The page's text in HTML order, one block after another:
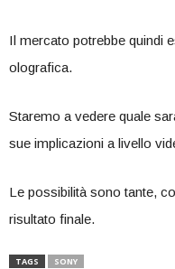
Il mercato potrebbe quindi
olografica.
Staremo a vedere quale
sue implicazioni a livello
Le possibilità sono tante,
risultato finale.
TAGS SONY